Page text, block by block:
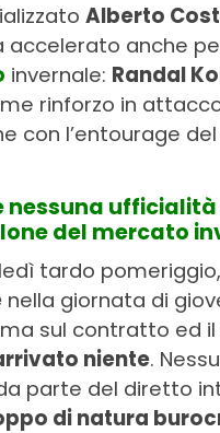
Alberto
accelerato anche
invernale: Randal
rinforzo in
con l’entourage
nessuna
del mercato
tardo
nella giornata di
sul contratto ed
niente.
parte del diretto
di natura